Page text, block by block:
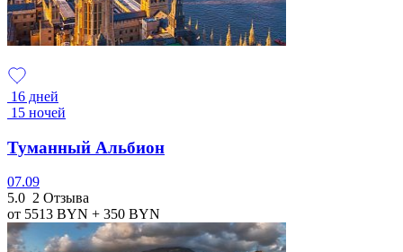
16 дней
15 ночей
Туманный Альбион
07.09
5.0 2 Отзыва
от 5513 BYN + 350 BYN